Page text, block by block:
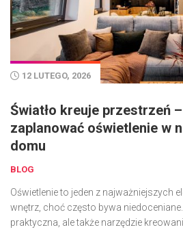
12 LUTEGO, 2026
Światło kreuje przestrzeń
zaplanować oświetlenie w
domu
BLOG
Oświetlenie to jeden z najważniejszych
wnętrz, choć często bywa
praktyczna, ale także narzędzie